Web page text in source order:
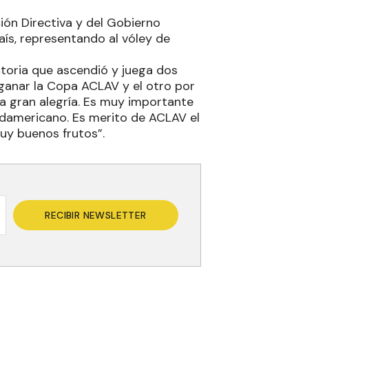
Directiva y del Gobierno
representando al vóley de
que ascendió y juega dos
la Copa ACLAV y el otro por
gran alegría. Es muy importante
Es merito de ACLAV el
buenos frutos”.
RECIBIR NEWSLETTER